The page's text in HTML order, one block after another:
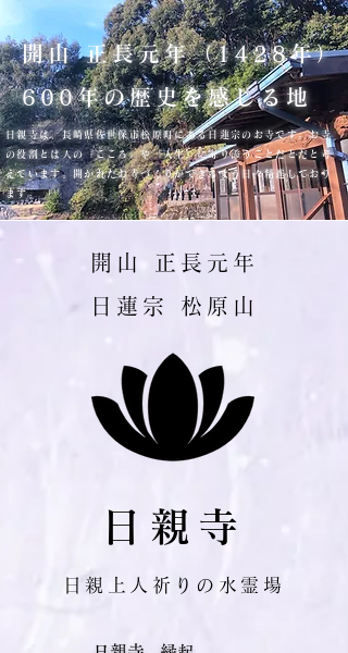
​開山 正長元年（1428年）
600年の歴史を感じる地
日親寺は、長崎県佐世保市松原町にある日蓮宗のお寺です。お寺
の役割とは人の『こころ』や『人生』に寄り添うことだとだと考
えています。開かれたお寺づくりができるよう日々精進しており
ます。
日親寺
日親上人祈りの水霊場
​開山 正長元年
​日蓮宗 ​松原山